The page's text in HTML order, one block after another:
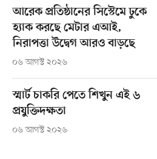
আরেক প্রতিষ্ঠানের সিস্টেমে ঢুকে
হ্যাক করছে মেটার এআই,
নিরাপত্তা উদ্বেগ আরও বাড়ছে
০৬ আগস্ট ২০২৬
স্মার্ট চাকরি পেতে শিখুন এই ৬
প্রযুক্তিদক্ষতা
০৬ আগস্ট ২০২৬